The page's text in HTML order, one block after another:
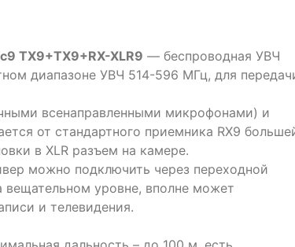
TX9+TX9+RX-XLR9 — беспроводная УВЧ
диапазоне УВЧ 514-596 МГц, для
всенаправленными микрофонами) и
от стандартного приемника RX9
в XLR разъем на камере.
можно подключить через переходной
вещательном уровне, вполне может
и телевидения.